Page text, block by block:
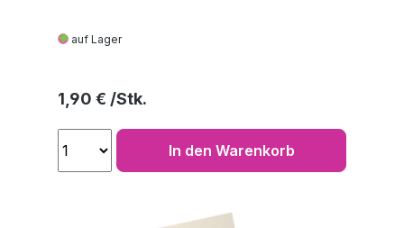
auf Lager
Regulärer Preis:
1,90 €
In den Warenkorb